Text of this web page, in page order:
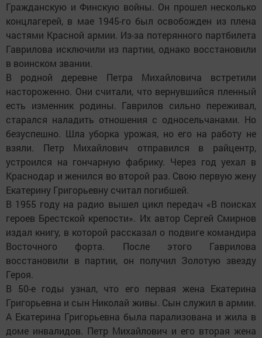
Гражданскую и Финскую войны. Он прошел несколько
концлагерей, в мае 1945-го был освобожден из плена
частями Красной армии. Из-за потерянного партбилета
Гаврилова исключили из партии, однако восстановили
в воинском звании.
В родной деревне Петра Михайловича встретили
настороженно. Они считали, что вернувшийся пленный
есть изменник родины. Гаврилов сильно переживал,
старался наладить отношения с односельчанами. Но
безуспешно. Шла уборка урожая, но его на работу не
взяли. Петр Михайлович отправился в райцентр,
устроился на гончарную фабрику. Через год уехал в
Краснодар и женился во второй раз. Свою первую жену
Екатерину Григорьевну считал погибшей.
В 1955 году на радио вышел цикл передач «В поисках
героев Брестской крепости». Их автор Сергей Смирнов
издал книгу, в которой рассказал о подвиге командира
Восточного форта. После этого Гаврилова
восстановили в партии, он получил Золотую звезду
Героя.
В 50-е годы узнал, что его первая жена Екатерина
Григорьевна и сын Николай живы. Сын служил в армии.
А Екатерина Григорьевна была парализована и жила в
доме инвалидов. Петр Михайлович и его вторая жена